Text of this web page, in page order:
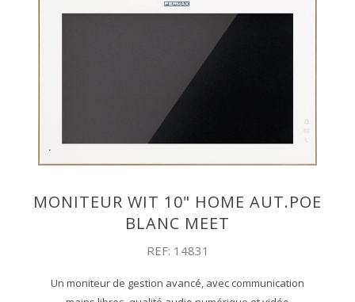
MONITEUR WIT 10" HOME AUT.POE
BLANC MEET
REF: 14831
Un moniteur de gestion avancé, avec communication